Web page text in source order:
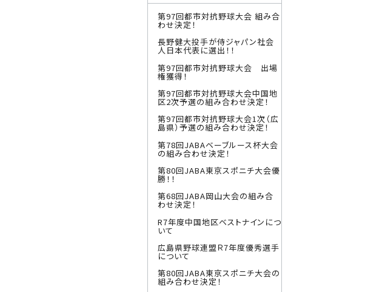
第97回都市対抗野球大会 組み合
わせ決定！
長野健大投手が侍ジャパン社会
人日本代表に選出！！
第97回都市対抗野球大会 出場
権獲得！
第97回都市対抗野球大会中国地
区2次予選の組み合わせ決定！
第97回都市対抗野球大会1次（広
島県）予選の組み合わせ決定！
第78回JABAベーブルース杯大会
の組み合わせ決定！
第80回JABA東京スポニチ大会優
勝！！
第68回JABA岡山大会の組み合
わせ決定！
R7年度中国地区ベストナインにつ
いて
広島県野球連盟Ｒ7年度優秀選手
について
第80回JABA東京スポニチ大会の
組み合わせ決定！